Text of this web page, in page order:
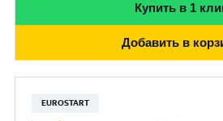
Купить в 1
Добавить в
EUROSTART